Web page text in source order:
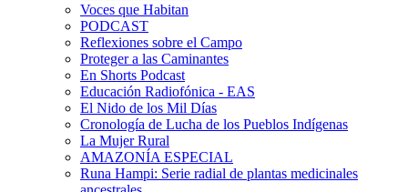
Voces que Habitan
PODCAST
Reflexiones sobre el Campo
Proteger a las Caminantes
En Shorts Podcast
Educación Radiofónica - EAS
El Nido de los Mil Días
Cronología de Lucha de los Pueblos Indígenas
La Mujer Rural
AMAZONÍA ESPECIAL
Runa Hampi: Serie radial de plantas medicinales